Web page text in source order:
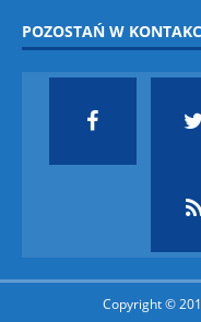
POZOSTAŃ W
Copyright ©